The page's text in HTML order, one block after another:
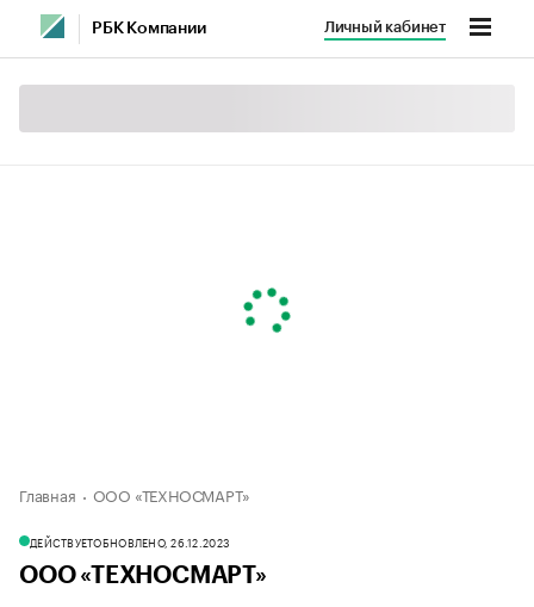
РБК Компании Личный кабинет
Главная ООО «ТЕХНОСМАРТ»
ДЕЙСТВУЕТОБНОВЛЕНО, 26.12.2023
ООО «ТЕХНОСМАРТ»